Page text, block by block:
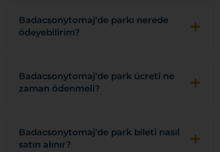
Badacsonytomaj'de parkı nerede
ödeyebilirim?
+
Badacsonytomaj'de park ücreti ne
zaman ödenmeli?
+
Badacsonytomaj'de park bileti nasıl
satın alınır?
+